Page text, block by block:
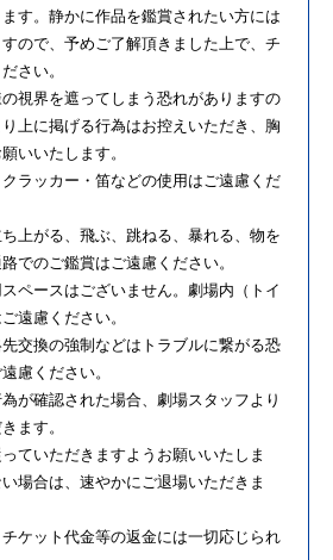
す。静かに作品を鑑賞されたい方には
ので、予めご了解頂きました上で、チ
さい。
の視界を遮ってしまう恐れがありますの
上に掲げる行為はお控えいただき、胸
いいたします。
クラッカー・笛などの使用はご遠慮くだ
上がる、飛ぶ、跳ねる、暴れる、物を
でのご鑑賞はご遠慮ください。
ペースはございません。劇場内（トイ
遠慮ください。
先交換の強制などはトラブルに繋がる恐
慮ください。
が確認された場合、劇場スタッフより
ます。
ていただきますようお願いいたしま
場合は、速やかにご退場いただきま
ケット代金等の返金には一切応じられ